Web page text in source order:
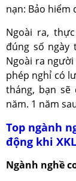
nạn: Bảo hiểm
Ngoài ra,
đúng số ngày
Ngoài ra
phép nghỉ có
tháng, bạn sẽ
năm. 1 năm
Top ngành
động khi
Ngành nghề